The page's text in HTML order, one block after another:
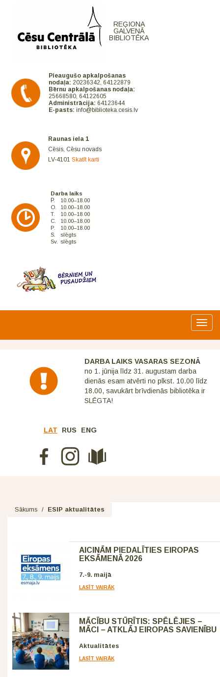
REĢIONA
GALVENĀ
BIBLIOTĒKA
Pieaugušo apkalpošanas
nodaļa: 20236342, 64122879
Bērnu apkalpošanas nodaļa:
25668580, 64122605
Administrācija: 64123644
E-pasts: info@biblioteka.cesis.lv
Raunas iela 1
Cēsis, Cēsu novads
LV-4101Skatīt karti
Darba laiks
P.
10.00–18.00
O.
10.00–18.00
T.
10.00–18.00
C.
10.00–18.00
P.
10.00–18.00
S.
slēgts
Sv.
slēgts
DARBA LAIKS VASARAS SEZONĀ
no 1. jūnija līdz 31. augustam darba
dienās esam atvērti no plkst. 10.00 līdz
18.00, savukārt brīvdienās bibliotēka ir
SLĒGTA!
LAT RUS ENG
Sākums / ESIP aktualitātes
AICINĀM PIEDALĪTIES EIROPAS
EKSĀMENĀ 2026
7.-9. maijā
LASĪT VAIRĀK
MĀCĪBU STŪRĪTIS: SPĒLĒJIES –
MĀCI – ATKLĀJ EIROPAS SAVIENĪBU
Aktualitātes
LASĪT VAIRĀK